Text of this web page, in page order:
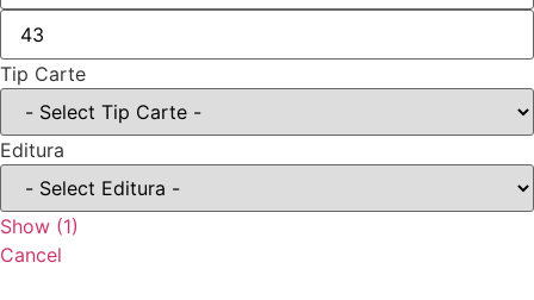
Tip Carte
Editura
Show (1)
Cancel